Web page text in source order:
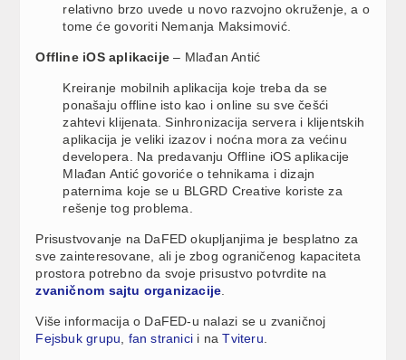
relativno brzo uvede u novo razvojno okruženje, a o
tome će govoriti Nemanja Maksimović.
Offline iOS aplikacije– Mlađan Antić
Kreiranje mobilnih aplikacija koje treba da se
ponašaju offline isto kao i online su sve češći
zahtevi klijenata. Sinhronizacija servera i klijentskih
aplikacija je veliki izazov i noćna mora za većinu
developera. Na predavanju Offline iOS aplikacije
Mlađan Antić govoriće o tehnikama i dizajn
paternima koje se u BLGRD Creative koriste za
rešenje tog problema.
Prisustvovanje na DaFED okupljanjima je besplatno za
sve zainteresovane, ali je zbog ograničenog kapaciteta
prostora potrebno da svoje prisustvo potvrdite na
zvaničnom sajtu organizacije
Više informacija o DaFED-u nalazi se u zvaničnoj
Fejsbuk grupu
fan stranici i naTviteru